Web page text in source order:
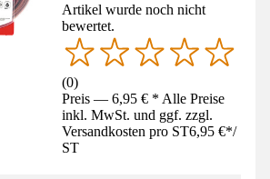
Artikel wurde noch nicht
bewertet.
(0)
Preis — 6,95 € * Alle Preise
inkl. MwSt. und ggf. zzgl.
Versandkosten pro ST6,95 €*/
ST